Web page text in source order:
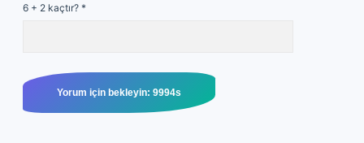
6 + 2 kaçtır? *